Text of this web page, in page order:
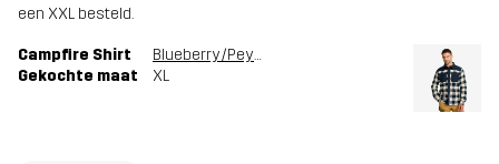
een XXL besteld.
Campfire Shirt
Blueberry/Peyote
Gekochte maat
XL